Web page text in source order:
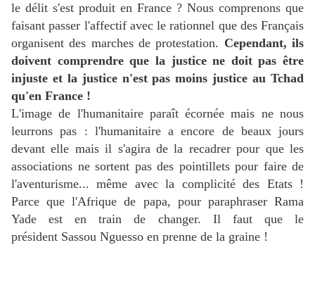
le délit s'est produit en France ? Nous comprenons que
faisant passer l'affectif avec le rationnel que des Français
organisent des marches de protestation. Cependant, ils
doivent comprendre que la justice ne doit pas être
injuste et la justice n'est pas moins justice au Tchad
qu'en France !
L'image de l'humanitaire paraît écornée mais ne nous
leurrons pas : l'humanitaire a encore de beaux jours
devant elle mais il s'agira de la recadrer pour que les
associations ne sortent pas des pointillets pour faire de
l'aventurisme... même avec la complicité des Etats !
Parce que l'Afrique de papa, pour paraphraser Rama
Yade est en train de changer. Il faut que le
président Sassou Nguesso en prenne de la graine !